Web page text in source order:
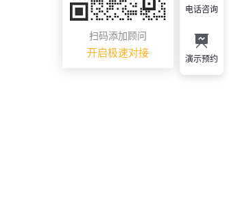
扫码添加顾问
开启极速对接
电话咨询
演示预约